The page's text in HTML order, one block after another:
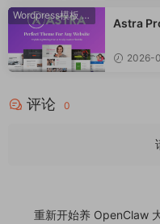
装饰品
行业购
Wordpress模板· WooCommerce
Astra
用于一
2026-
评论 0
今天亲手把